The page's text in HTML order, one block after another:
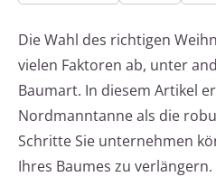
Die Wahl des richtigen
vielen Faktoren ab, unter
Baumart. In diesem Artikel
Nordmanntanne als die
Schritte Sie unternehmen
Ihres Baumes zu verlängern.